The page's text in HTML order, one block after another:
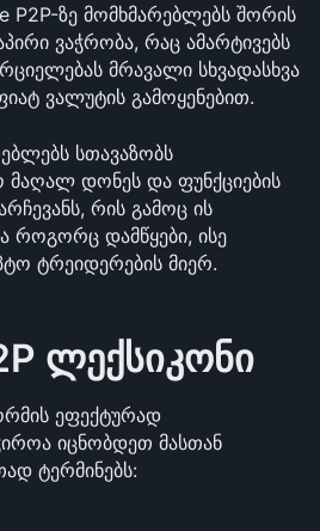
P2P-ზე მომხმარებლებს შორის
ვაჭრობა, რაც ამარტივებს
მრავალი სხვადასხვა
ვალუტის გამოყენებით.
სთავაზობს
დონეს და ფუნქციების
რის გამოც ის
როგორც დამწყები, ისე
ტრეიდერების მიერ.
ლექსიკონი
ეფექტურად
იცნობდეთ მასთან
ტერმინებს: